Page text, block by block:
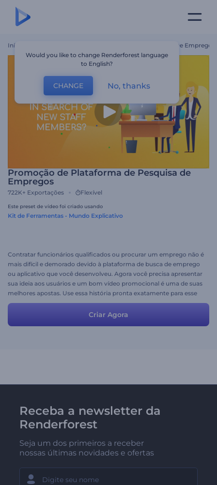
Início Promoção De Plataforma De Pesquisa De Empregos
Promoção de Plataforma de Pesquisa de
Empregos
722K+ Exportações Flexível
Este preset de vídeo foi criado usando
Kit de Ferramentas - Mundo Explicativo
Contratar funcionários qualificados ou procurar um emprego não é
mais difícil e demorado devido à plataforma de busca de emprego
ou aplicativo que você desenvolveu. Agora você precisa apresentar
sua ideia aos usuários e um bom vídeo promocional é uma de suas
melhores apostas. Use essa história pronta exatamente para esse
propósito. Um roteiro bem formulado revelará instantaneamente
os benefícios da sua plataforma ou aplicativo, ao mesmo tempo
em que a animação envolvente agregará mais valor e diversão a
Criar Agora
Receba a newsletter da
Renderforest
Seja um dos primeiros a receber
nossas últimas novidades e ofertas
Would you like to change Renderforest language
to English?
CHANGE No, thanks